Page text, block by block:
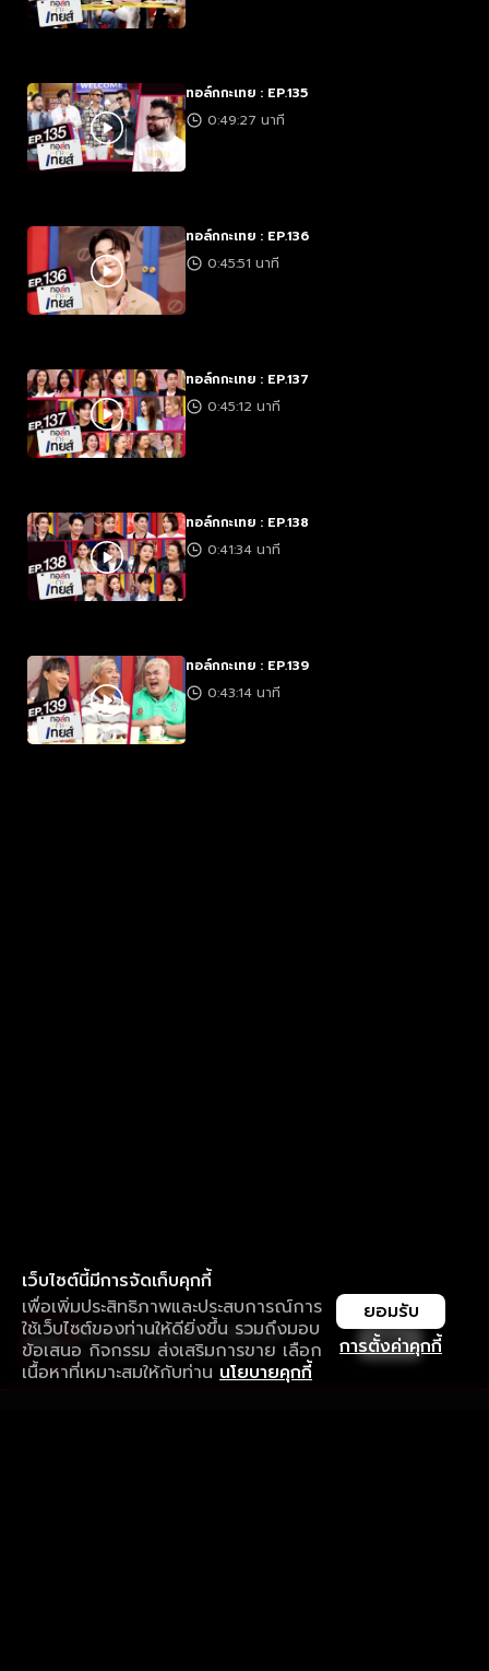
ทอล์กกะเทย : EP.135
0:49:27 นาที
ทอล์กกะเทย : EP.136
0:45:51 นาที
ทอล์กกะเทย : EP.137
0:45:12 นาที
ทอล์กกะเทย : EP.138
0:41:34 นาที
ทอล์กกะเทย : EP.139
0:43:14 นาที
เว็บไซต์นี้มีการจัดเก็บคุกกี้
เพื่อเพิ่มประสิทธิภาพและประสบการณ์การ
ใช้เว็บไซต์ของท่านให้ดียิ่งขึ้น รวมถึงมอบ
ข้อเสนอ กิจกรรม ส่งเสริมการขาย เลือก
เนื้อหาที่เหมาะสมให้กับท่าน นโยบายคุกกี้
การตั้งค่าคุกกี้
ยอมรับ
ใช้งานแอป ลื่นไหลกว่า ไม่มีสะดุด
ดาวน์โหลดแอปเพื่อการรับชมที่ดีกว่า เปิด